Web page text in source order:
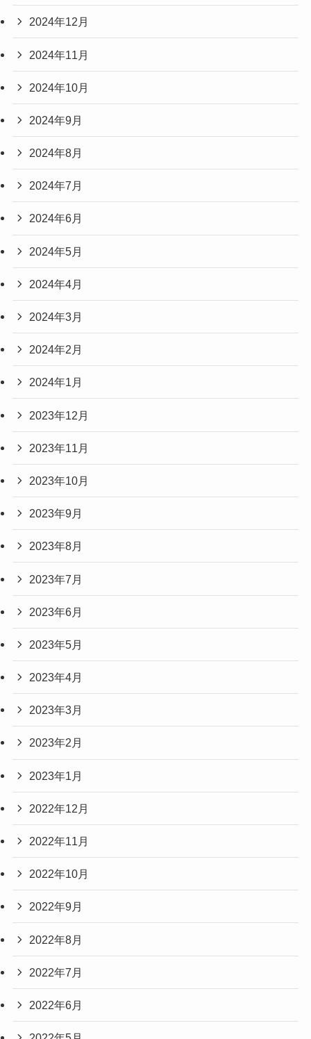
2024年12月
2024年11月
2024年10月
2024年9月
2024年8月
2024年7月
2024年6月
2024年5月
2024年4月
2024年3月
2024年2月
2024年1月
2023年12月
2023年11月
2023年10月
2023年9月
2023年8月
2023年7月
2023年6月
2023年5月
2023年4月
2023年3月
2023年2月
2023年1月
2022年12月
2022年11月
2022年10月
2022年9月
2022年8月
2022年7月
2022年6月